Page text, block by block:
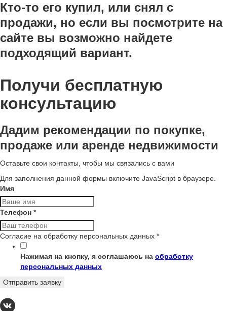
Кто-то его купил, или снял с
продажи, но если вы посмотрите на
сайте вы возможно найдете
подходящий вариант.
Получи бесплатную
консультацию
Дадим рекомендации по покупке,
продаже или аренде недвижимости
Оставьте свои контакты, чтобы мы связались с вами
Для заполнения данной формы включите JavaScript в браузере.
Имя
Телефон *
Согласие на обработку персональных данных *
Нажимая на кнопку, я соглашаюсь на обработку
персональных данных
Отправить заявку